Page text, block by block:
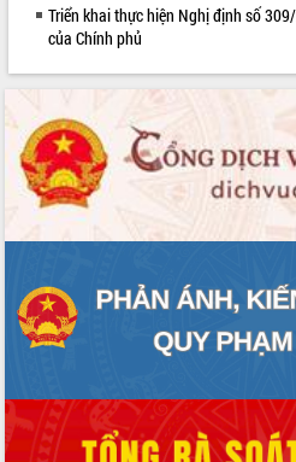
Kỳ họp thứ Hai, Hội đồng nhân dân
tỉnh khóa XI quyết nghị nhiều nội dung
Bí thư Tỉnh ủy Lương Nguyễn Minh
Triết thăm, tặng quà người có công với
cách mạng
Rà soát, hoàn thiện hệ thống thiết chế
văn hóa, thể thao đáp ứng yêu cầu
phát triển mới
Minh
Lễ truy điệu và an táng hài cốt liệt sĩ
tại Nghĩa trang Liệt sĩ xã Sơn Hòa
xuất khẩu sầu riêng và triển khai quy
định EUDR
LIÊN KẾT WEB
Triển khai thực hiện Nghị định số
của Chính phủ